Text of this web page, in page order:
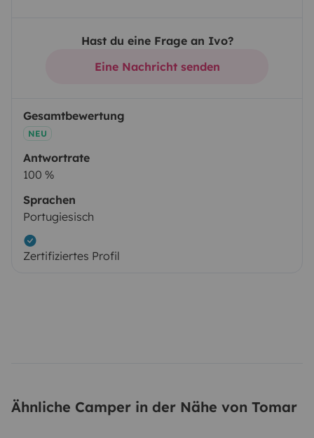
Hast du eine Frage an Ivo?
Eine Nachricht senden
Gesamtbewertung
NEU
Antwortrate
100 %
Sprachen
Portugiesisch
Zertifiziertes Profil
Ähnliche Camper in der Nähe von Tomar